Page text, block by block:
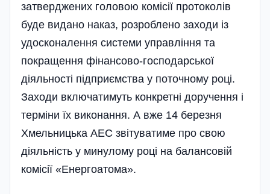
затверджених головою комісії протоколів
буде видано наказ, розроблено заходи із
удосконалення системи управління та
покращення фінансово-господарської
діяльності підприємства у поточному році.
Заходи включатимуть конкретні доручення і
терміни їх виконання. А вже 14 березня
Хмельницька АЕС звітуватиме про свою
діяльність у минулому році на балансовій
комісії «Енергоатома».